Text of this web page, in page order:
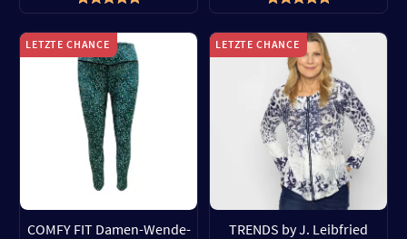
LETZTE CHANCE
COMFY FIT Damen-Wende-
LETZTE CHANCE
TRENDS by J. Leibfried